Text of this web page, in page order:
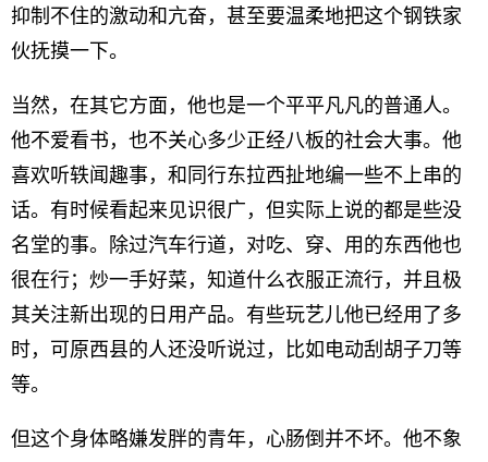
抑制不住的激动和亢奋，甚至要温柔地把这个钢铁家
伙抚摸一下。
当然，在其它方面，他也是一个平平凡凡的普通人。
他不爱看书，也不关心多少正经八板的社会大事。他
喜欢听轶闻趣事，和同行东拉西扯地编一些不上串的
话。有时候看起来见识很广，但实际上说的都是些没
名堂的事。除过汽车行道，对吃、穿、用的东西他也
很在行；炒一手好菜，知道什么衣服正流行，并且极
其关注新出现的日用产品。有些玩艺儿他已经用了多
时，可原西县的人还没听说过，比如电动刮胡子刀等
等。
但这个身体略嫌发胖的青年，心肠倒并不坏。他不象